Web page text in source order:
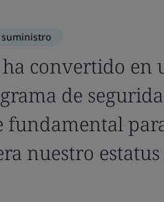
suministro
ha convertido en
de
fundamental
nuestro estatus